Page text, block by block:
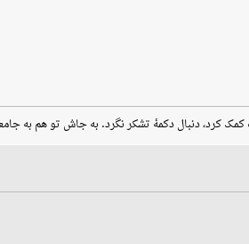
کمک کرد، دنبال دکمهٔ تشکر نگرد. به جاش تو هم به